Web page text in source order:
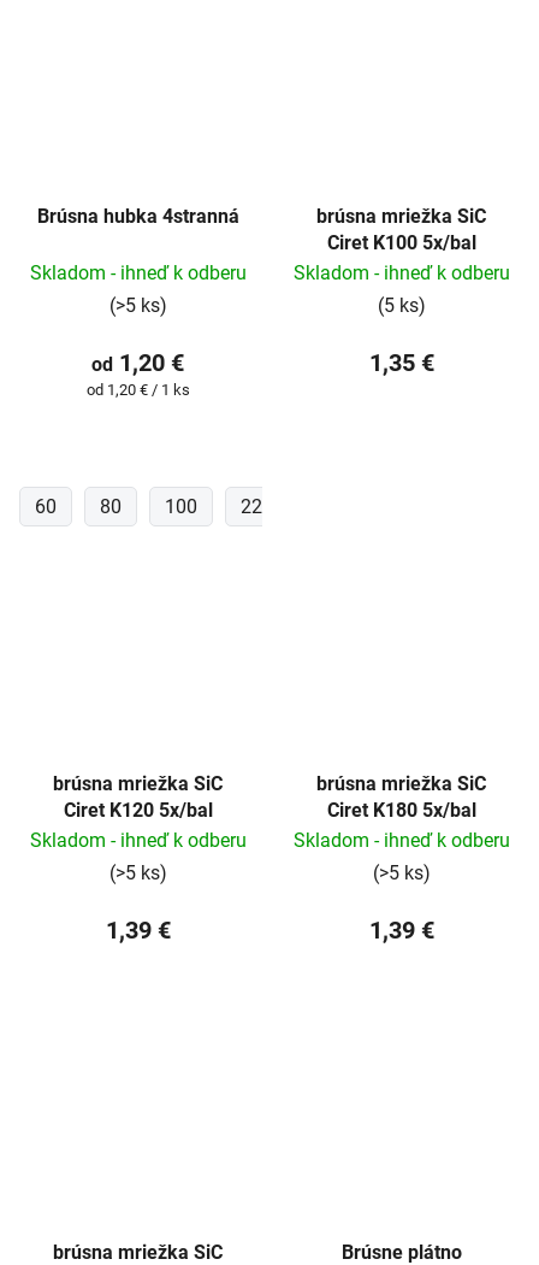
Brúsna hubka 4stranná
Skladom - ihneď k odberu
(>5 ks)
od 1,20 €
Jednotková
od 1,20 € / 1 ks
60 80 100 220
brúsna mriežka SiC
Ciret K100 5x/bal
Skladom - ihneď k odberu
(5 ks)
1,35 €
brúsna mriežka SiC
Ciret K120 5x/bal
Skladom - ihneď k odberu
(>5 ks)
1,39 €
brúsna mriežka SiC
Ciret K180 5x/bal
Skladom - ihneď k odberu
(>5 ks)
1,39 €
brúsna mriežka SiC
Brúsne plátno